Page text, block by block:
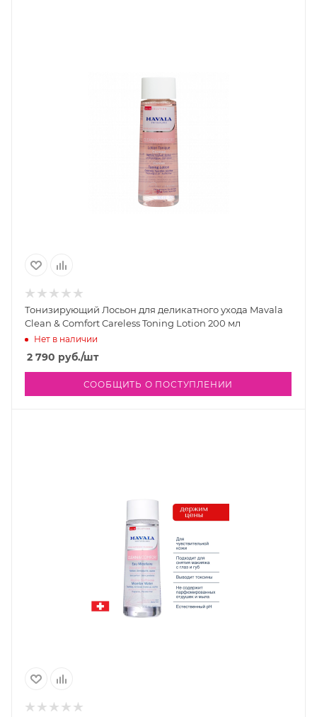
Тонизирующий Лосьон для деликатного ухода Mavala
Clean & Comfort Careless Toning Lotion 200 мл
Нет в наличии
2 790 руб./шт
СООБЩИТЬ О ПОСТУПЛЕНИИ